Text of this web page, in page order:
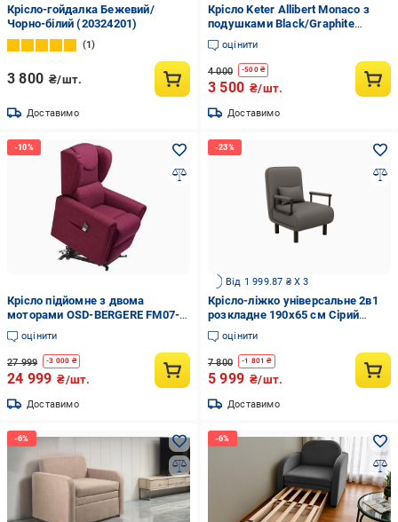
Крісло-гойдалка Бежевий/
Чорно-білий (20324201)
1
3 800 ₴/шт.
Доставимо
Крісло Keter Allibert Monaco з
подушками Black/Graphite
(2240428867)
оцінити
4 000 -500₴
3 500 ₴/шт.
Доставимо
Крісло підйомне з двома
моторами OSD-BERGERE FM07-
1LD-R Червоний (20765053)
оцінити
27 999 -3 000 ₴
24 999 ₴/шт.
Доставимо
Від 1 999.87 ₴ X 3
Крісло-ліжко універсальне 2в1
розкладне 190х65 см Сірий
(17343)
оцінити
7 800 -1 801 ₴
5 999 ₴/шт.
Доставимо